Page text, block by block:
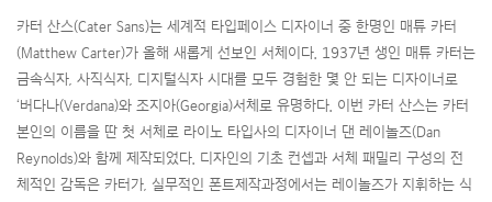
카터 산스(Cater Sans)는 세계적 타입페이스 디자이너 중 한명인 매튜 카터
(Matthew Carter)가 올해 새롭게 선보인 서체이다. 1937년 생인 매튜 카터는
금속식자, 사직식자, 디지털식자 시대를 모두 경험한 몇 안 되는 디자이너로
‘버다나(Verdana)와 조지아(Georgia)서체로 유명하다. 이번 카터 산스는 카터
본인의 이름을 딴 첫 서체로 라이노 타입사의 디자이너 댄 레이놀즈(Dan
Reynolds)와 함께 제작되었다. 디자인의 기초 컨셉과 서체 패밀리 구성의 전
체적인 감독은 카터가, 실무적인 폰트제작과정에서는 레이놀즈가 지휘하는 식